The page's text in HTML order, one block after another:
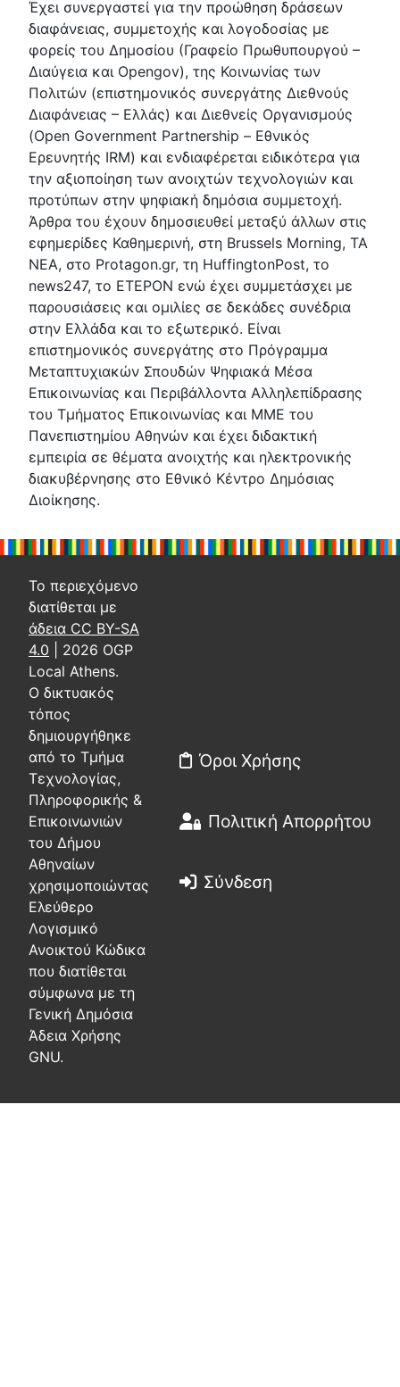
Έχει συνεργαστεί για την προώθηση δράσεων
διαφάνειας, συμμετοχής και λογοδοσίας με
φορείς του Δημοσίου (Γραφείο Πρωθυπουργού –
Διαύγεια και Opengov), της Κοινωνίας των
Πολιτών (επιστημονικός συνεργάτης Διεθνούς
Διαφάνειας – Ελλάς) και Διεθνείς Οργανισμούς
(Open Government Partnership – Εθνικός
Ερευνητής IRM) και ενδιαφέρεται ειδικότερα για
την αξιοποίηση των ανοιχτών τεχνολογιών και
προτύπων στην ψηφιακή δημόσια συμμετοχή.
Άρθρα του έχουν δημοσιευθεί μεταξύ άλλων στις
εφημερίδες Καθημερινή, στη Brussels Morning, ΤΑ
ΝΕΑ, στο Protagon.gr, τη HuffingtonPost, το
news247, το ΕΤΕΡΟΝ ενώ έχει συμμετάσχει με
παρουσιάσεις και ομιλίες σε δεκάδες συνέδρια
στην Ελλάδα και το εξωτερικό. Είναι
επιστημονικός συνεργάτης στο Πρόγραμμα
Μεταπτυχιακών Σπουδών Ψηφιακά Μέσα
Επικοινωνίας και Περιβάλλοντα Αλληλεπίδρασης
του Τμήματος Επικοινωνίας και ΜΜΕ του
Πανεπιστημίου Αθηνών και έχει διδακτική
εμπειρία σε θέματα ανοιχτής και ηλεκτρονικής
διακυβέρνησης στο Εθνικό Κέντρο Δημόσιας
Διοίκησης.
Το περιεχόμενο
διατίθεται με
άδεια CC BY-SA
4.0 | 2026 OGP
Local Athens.
Ο δικτυακός
τόπος
δημιουργήθηκε
από το Τμήμα
Τεχνολογίας,
Πληροφορικής &
Επικοινωνιών
του Δήμου
Αθηναίων
χρησιμοποιώντας
Ελεύθερο
Λογισμικό
Ανοικτού Κώδικα
που διατίθεται
σύμφωνα με τη
Γενική Δημόσια
Άδεια Χρήσης
GNU.
Όροι Χρήσης
Πολιτική Απορρήτου
Σύνδεση